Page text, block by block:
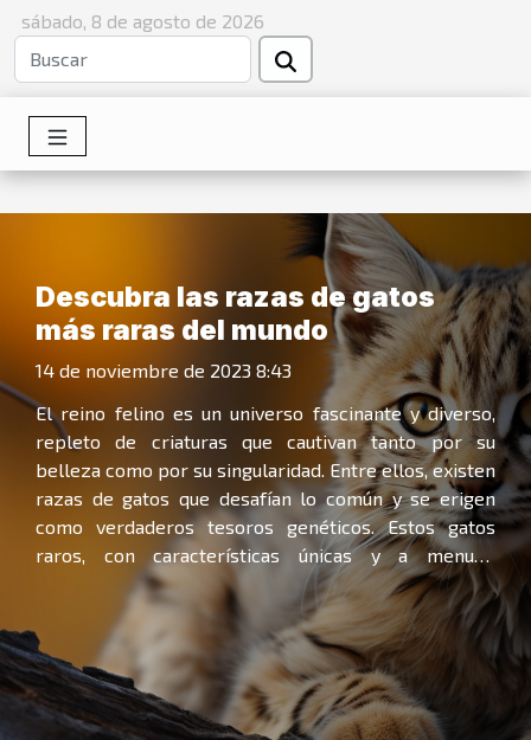
sábado, 8 de agosto de 2026
Descubra las razas de gatos
más raras del mundo
14 de noviembre de 2023 8:43
El reino felino es un universo fascinante y diverso,
repleto de criaturas que cautivan tanto por su
belleza como por su singularidad. Entre ellos, existen
razas de gatos que desafían lo común y se erigen
como verdaderos tesoros genéticos. Estos gatos
raros, con características únicas y a menudo
desconocidas para el gran público, son el tema
central de nuestro descubrimiento hoy. ¿Alguna vez
ha oído hablar de felinos con orejas rizadas o colas
pomposas? ¿O de gatos cuyo pelaje parece desafiar
las leyes de la naturaleza? En este artículo, le
invitamos a explorar un mundo poco conocido, donde